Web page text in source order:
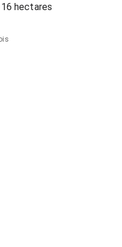
hectares